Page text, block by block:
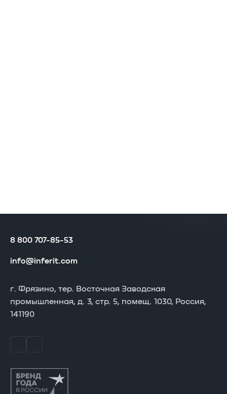
8 800 707-85-53
info@inferit.com
г. Фрязино, тер. Восточная Заводская
промышленная, д. 3, стр. 5, помещ. 1030, Россия,
141190